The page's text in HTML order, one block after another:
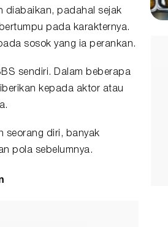
diabaikan, padahal sejak
pada karakternya.
sosok yang ia perankan.
sendiri. Dalam beberapa
kepada aktor atau
seorang diri, banyak
pola sebelumnya.